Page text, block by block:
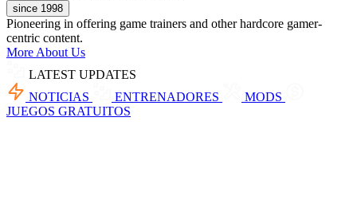
since 1998
Pioneering in offering game trainers and other hardcore gamer-
centric content.
More About Us
LATEST UPDATES
NOTICIAS
ENTRENADORES
MODS
JUEGOS GRATUITOS